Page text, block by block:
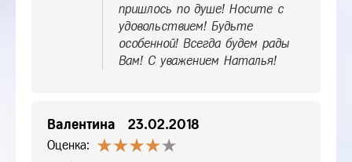
пришлось по душе! Носите с
удовольствием! Будьте
особенной! Всегда будем рады
Вам! С уважением Наталья!
Валентина 23.02.2018
Оценка: